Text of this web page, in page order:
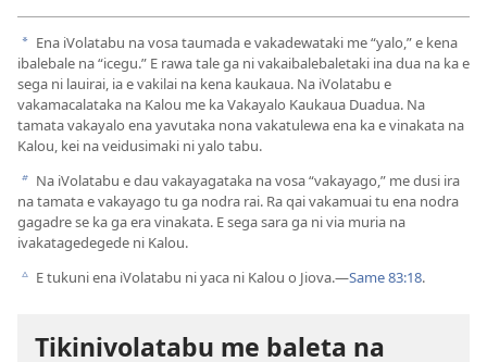
a Ena iVolatabu na vosa taumada e vakadewataki me “yalo,” e kena
ibalebale na “icegu.” E rawa tale ga ni vakaibalebaletaki ina dua na ka e
sega ni lauirai, ia e vakilai na kena kaukaua. Na iVolatabu e
vakamacalataka na Kalou me ka Vakayalo Kaukaua Duadua. Na
tamata vakayalo ena yavutaka nona vakatulewa ena ka e vinakata na
Kalou, kei na veidusimaki ni yalo tabu.
b Na iVolatabu e dau vakayagataka na vosa “vakayago,” me dusi ira
na tamata e vakayago tu ga nodra rai. Ra qai vakamuai tu ena nodra
gagadre se ka ga era vinakata. E sega sara ga ni via muria na
ivakatagedegede ni Kalou.
c E tukuni ena iVolatabu ni yaca ni Kalou o Jiova.—Same 83:18.
Tikinivolatabu me baleta na